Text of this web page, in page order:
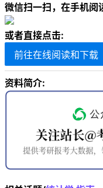
微信扫一扫，在手机阅
或者直接点击:
前往在线阅读和下载
资料简介: